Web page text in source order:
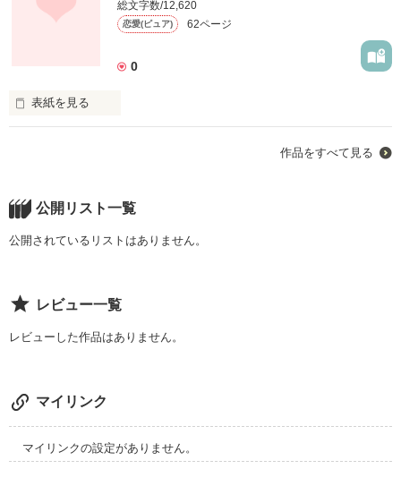
そしたら、いつの間にか君が気になって、視界に入って、目が
*･゜ﾟ･*:.｡..｡.:*西村 千鶴（にしむら ちずる）
「あたしは幸せになっちゃいけないの」
*･゜ﾟ･*:.｡..｡.:*本野 秋斗 （もとの あきと）
高校1年生
そんな2人にある悲劇が起こって行く。
イムリープを何度も何度も繰り返していく。
叶翔と冬華の運命はーーーー？
第２部:社長令嬢という立場からお父様のことで悩んでいた
☆*:.｡. 高星 桃花 （たかほし とうか）
そんなある日お父様に怒られ近所の公園へ来ると東 叶翔と出会
悩みや、過去を聞いてもらい少し仲良くなる。
総文字数/12,620
恋愛(ピュア) 62ページ
0
表紙を見る
作品をすべて見る
公開リスト一覧
公開されているリストはありません。
レビュー一覧
レビューした作品はありません。
マイリンク
マイリンクの設定がありません。